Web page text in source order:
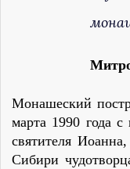
Монашеский
марта 1990 года
святителя
Сибири